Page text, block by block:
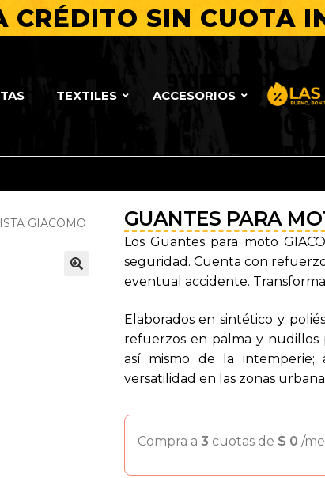
CRÉDITO SIN CUOTA
TEXTILES ACCESORIOS Bueno,
GIACOMO GUANTES PARA
Los Guantes para moto
seguridad. Cuenta con
eventual accidente.
Elaborados en sintético y
refuerzos en palma y
así mismo de la intemperie;
versatilidad en las zonas
Compra a 3 cuotas de $ 0 /